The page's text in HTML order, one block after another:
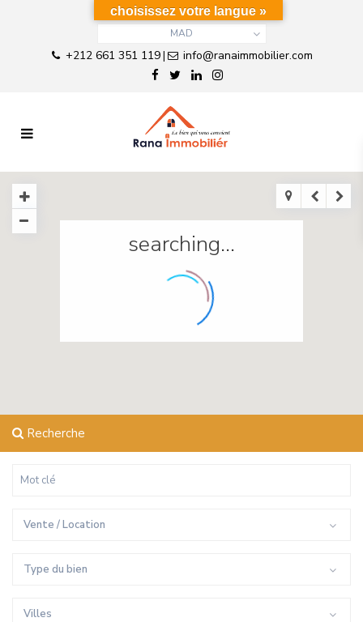
MAD
+212 661 351 119| info@ranaimmobilier.com
searching...
Recherche
Vente / Location
Type du bien
Villes
choisissez votre langue »